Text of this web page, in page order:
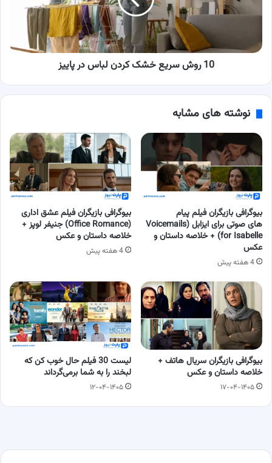
لباس در
10 روش سریع خشک کردن لباس در پاییز
نوشته های مشابه
بیوگرافی بازیگران فیلم پیام
های صوتی برای ایزابل (Voicemails
for Isabelle) + خلاصه داستان و
عکس
4 هفته پیش
بیوگرافی بازیگران فیلم عشق اداری
(Office Romance) جنیفر لوپز +
خلاصه داستان و عکس
4 هفته پیش
بیوگرافی بازیگران سریال هاتف +
خلاصه داستان و عکس
۱۷-۰۴-۱۴۰۵
لیست 30 فیلم حال خوب کن که
لبخند را به شما برمی‌گرداند
۱۲-۰۴-۱۴۰۵